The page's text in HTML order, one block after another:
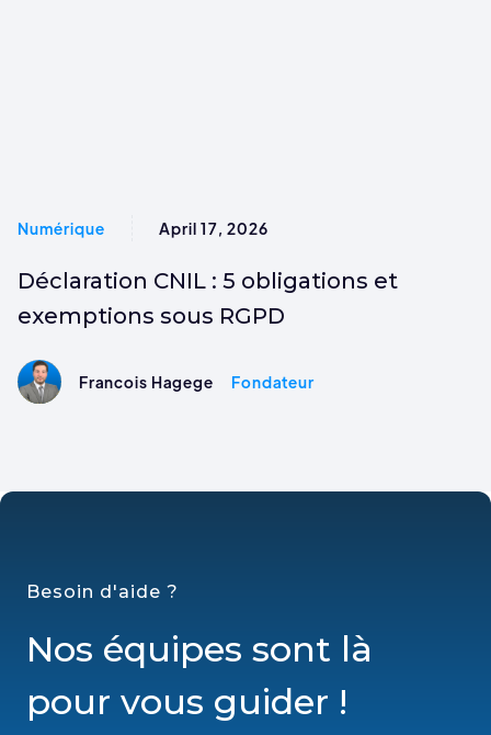
Numérique April 17, 2026
Déclaration CNIL : 5 obligations et
exemptions sous RGPD
Francois Hagege Fondateur
Besoin d'aide ?
Nos équipes sont là
pour vous guider !